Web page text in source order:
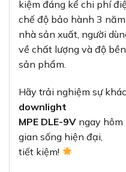
kiệm đáng kể chi phí
chế độ bảo hành 3
nhà sản xuất, người
về chất lượng và độ
sản phẩm.
Hãy trải nghiệm sự
downlight
MPE DLE-9V ngay
gian sống hiện đại,
tiết kiệm!